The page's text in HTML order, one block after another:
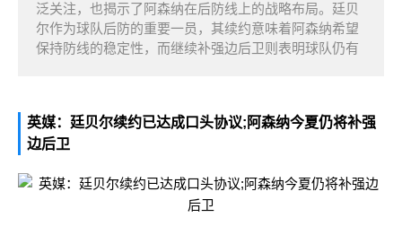
泛关注，也揭示了阿森纳在后防线上的战略布局。廷贝
尔作为球队后防的重要一员，其续约意味着阿森纳希望
保持防线的稳定性，而继续补强边后卫则表明球队仍有
英媒：廷贝尔续约已达成口头协议;阿森纳今夏仍将补强
边后卫